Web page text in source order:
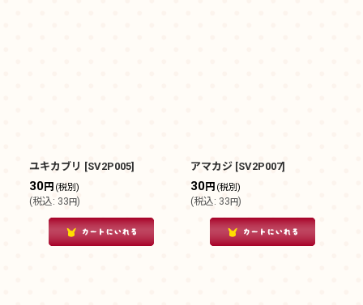
ユキカブリ [SV2P005]
30円 (税別)
(税込: 33円)
アマカジ [SV2P007]
30円 (税別)
(税込: 33円)